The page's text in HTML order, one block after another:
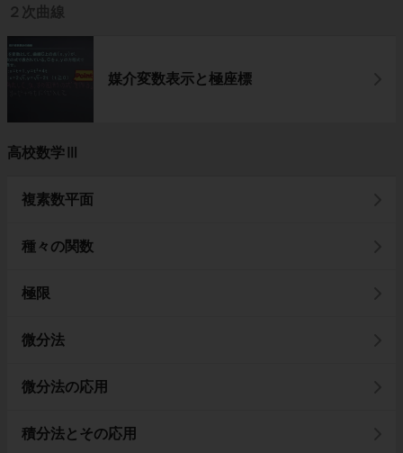
２次曲線
媒介変数表示と極座標
高校数学Ⅲ
複素数平面
種々の関数
極限
微分法
微分法の応用
積分法とその応用